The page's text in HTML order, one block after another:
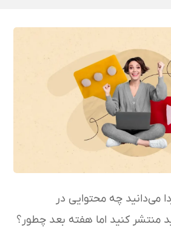
می‌دانید چه محتوایی در
منتشر کنید اما هفته بعد چطور؟